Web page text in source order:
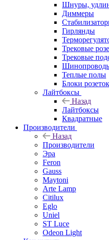
Шнуры,
Диммеры
Гирлянды
Трековые
Трековые
Шинопроводы
Теплые полы
Блоки розеток
Лайтбоксы
Назад
Лайтбоксы
Квадратные
Производители
Назад
Производители
Эра
Feron
Gauss
Maytoni
Arte Lamp
Citilux
Eglo
Uniel
ST Luce
Odeon Light